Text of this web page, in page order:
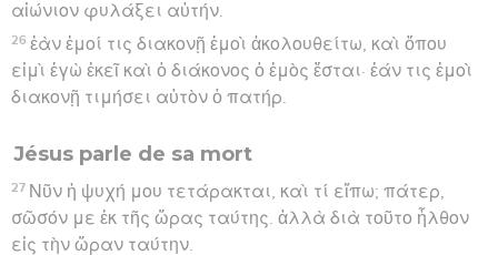
αἰώνιον φυλάξει αὐτήν.
26 ἐὰν ἐμοί τις διακονῇ ἐμοὶ ἀκολουθείτω, καὶ ὅπου
εἰμὶ ἐγὼ ἐκεῖ καὶ ὁ διάκονος ὁ ἐμὸς ἔσται· ἐάν τις ἐμοὶ
διακονῇ τιμήσει αὐτὸν ὁ πατήρ.
Jésus parle de sa mort
27 Νῦν ἡ ψυχή μου τετάρακται, καὶ τί εἴπω; πάτερ,
σῶσόν με ἐκ τῆς ὥρας ταύτης. ἀλλὰ διὰ τοῦτο ἦλθον
εἰς τὴν ὥραν ταύτην.